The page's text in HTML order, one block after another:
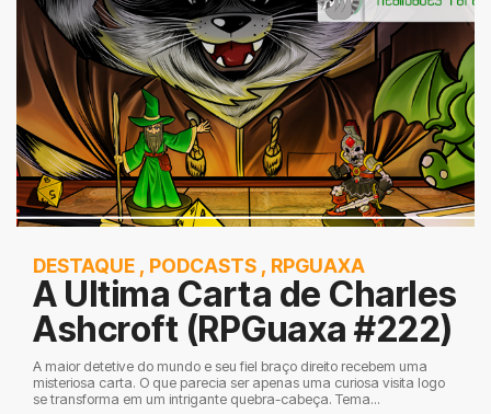
DESTAQUE , PODCASTS , RPGUAXA
A Ultima Carta de Charles
Ashcroft (RPGuaxa #222)
A maior detetive do mundo e seu fiel braço direito recebem uma
misteriosa carta. O que parecia ser apenas uma curiosa visita logo
se transforma em um intrigante quebra-cabeça. Tema...